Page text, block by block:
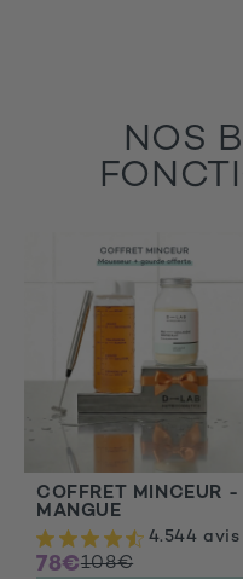
NOS
COFFRET MINCEUR -
MANGUE
4.544 avis
78€108€